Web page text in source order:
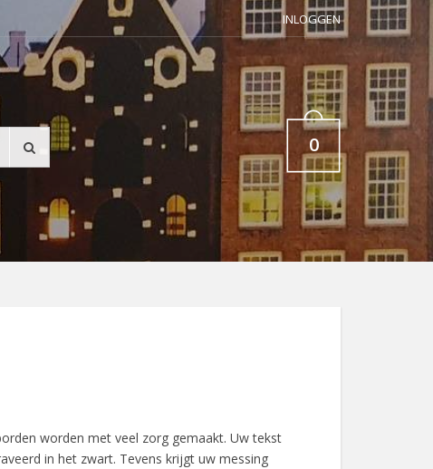
INLOGGEN
0
worden met veel zorg gemaakt. Uw tekst
in het zwart. Tevens krijgt uw messing